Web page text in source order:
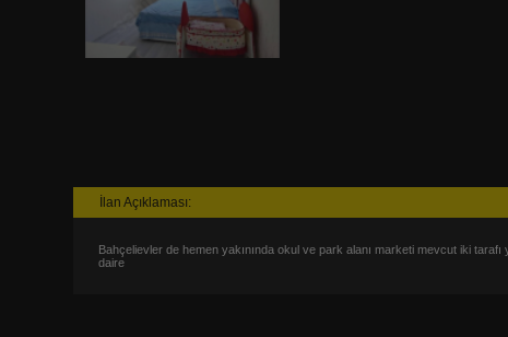
İlan Açıklaması:
Bahçelievler de hemen yakınında okul ve park alanı marketi mevcut iki tarafı
daire